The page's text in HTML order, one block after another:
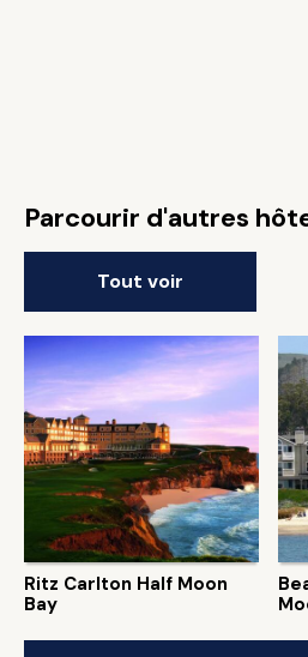
Parcourir d'autres
Tout voir
Ritz Carlton Half Moon
Bay